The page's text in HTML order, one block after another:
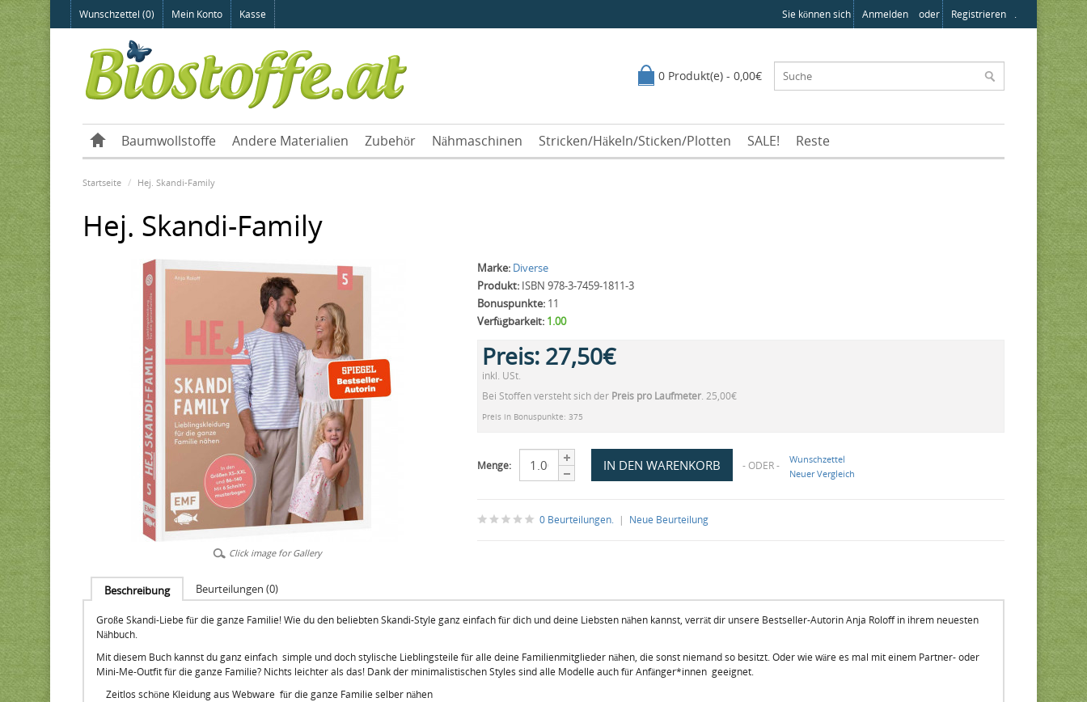
Wunschzettel (0) Mein Konto Kasse Sie können sich Anmelden oder Registrieren .
0 Produkt(e) - 0,00€
Baumwollstoffe Andere Materialien Zubehör Nähmaschinen Stricken/Häkeln/Sticken/Plotten SALE! Reste
Startseite Hej. Skandi-Family
Hej. Skandi-Family
Click image for Gallery
Marke: Diverse
Produkt:ISBN 978-3-7459-1811-3
Bonuspunkte:11
Verfügbarkeit:1.00
Preis: 27,50€
inkl. USt.
Bei Stoffen versteht sich der Preis pro Laufmeter. 25,00€
Preis in Bonuspunkte: 375
Menge: - ODER -
Wunschzettel
Neuer Vergleich
0 Beurteilungen.| Neue Beurteilung
Beschreibung Beurteilungen (0)
Große Skandi-Liebe für die ganze Familie! Wie du den beliebten Skandi-Style ganz einfach für dich und deine Liebsten nähen kannst, verrät dir unsere Bestseller-Autorin Anja Roloff in ihrem neuesten
Nähbuch.
Mit diesem Buch kannst du ganz einfach simple und doch stylische Lieblingsteile für alle deine Familienmitglieder nähen, die sonst niemand so besitzt. Oder wie wäre es mal mit einem Partner- oder
Mini-Me-Outfit für die ganze Familie? Nichts leichter als das! Dank der minimalistischen Styles sind alle Modelle auch für Anfänger*innen geeignet.
Zeitlos schöne Kleidung aus Webware für die ganze Familie selber nähen